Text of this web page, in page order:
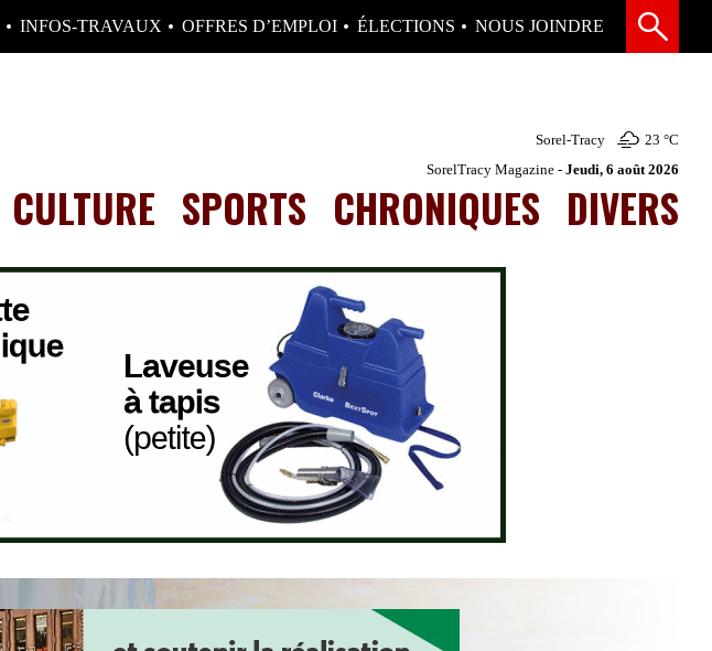
INFOS-TRAVAUX OFFRES D’EMPLOI ÉLECTIONS NOUS JOINDRE
Sorel-Tracy 23 °C
SorelTracy Magazine - Jeudi, 6 août 2026
CULTURE SPORTS CHRONIQUES DIVERS